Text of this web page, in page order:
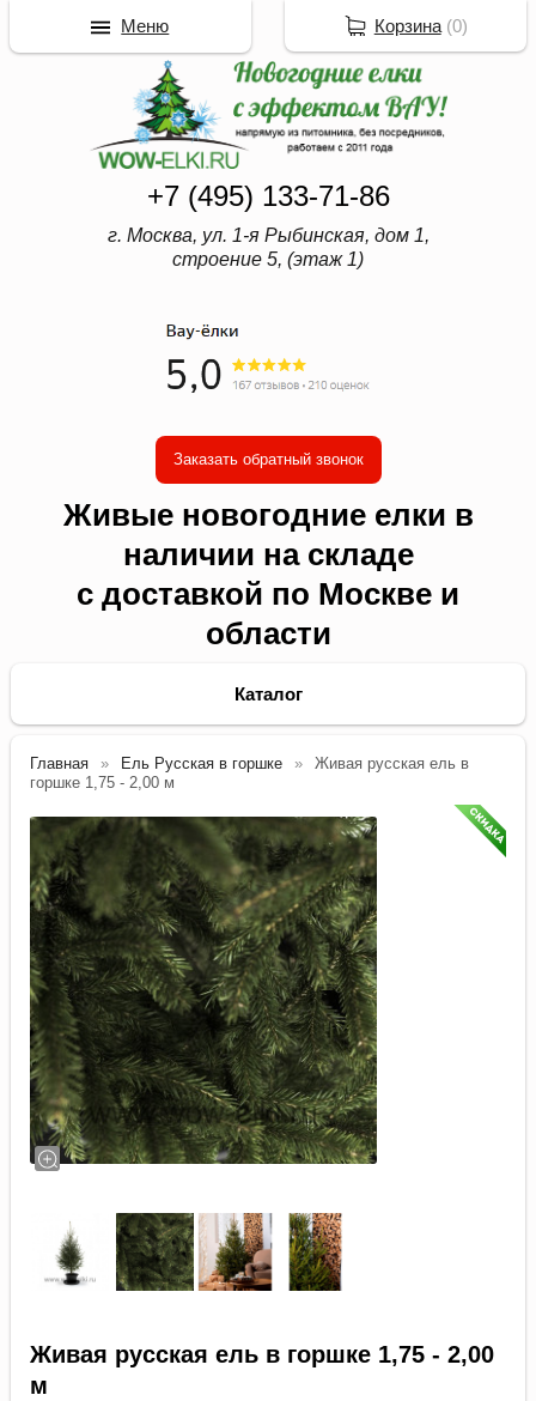
+7 (495) 133-71-86
г. Москва, ул. 1-я Рыбинская, дом 1,
строение 5, (этаж 1)
Заказать обратный звонок
Живые новогодние елки в
наличии на складе
с доставкой по Москве и
области
Каталог
Главная Ель Русская в горшке
Живая русская ель в
горшке 1,75 - 2,00 м
Живая русская ель в горшке 1,75 - 2,00
м
Корзина(0)
Меню